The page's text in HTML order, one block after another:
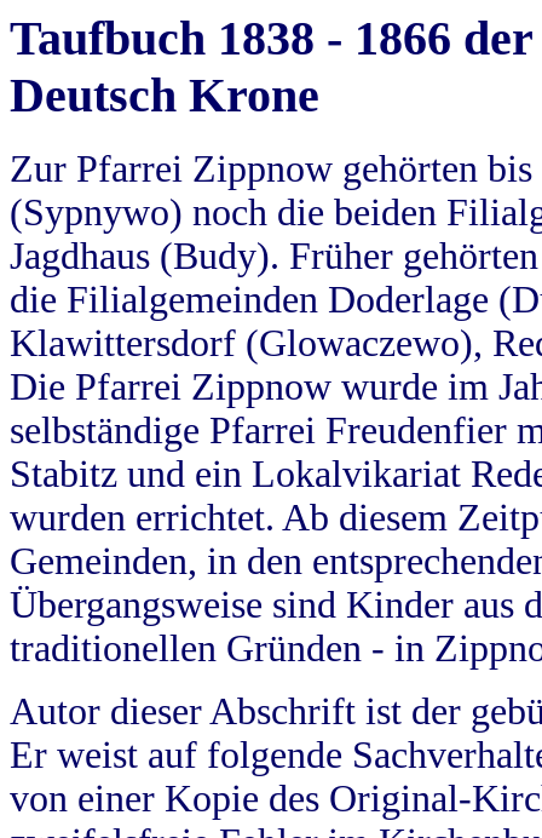
Taufbuch 1838 - 1866
Deutsch Krone
Zur Pfarrei Zippnow gehörten
(Sypnywo) noch die beiden
Jagdhaus (Budy). Früher
die Filialgemeinden Doderlage
Klawittersdorf (Glowaczewo),
Die Pfarrei Zippnow wurde im
selbständige Pfarrei Freudenfier
Stabitz und ein Lokalvikariat
wurden errichtet. Ab diesem
Gemeinden, in den
Übergangsweise sind Kinder aus
traditionellen Gründen - in
Autor dieser Abschrift ist der
Er weist auf folgende
von einer Kopie des Original-